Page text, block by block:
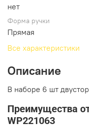
нет
Форма ручки
Прямая
Все характеристики
Описание
В наборе 6 шт
Преимущества
WP221063